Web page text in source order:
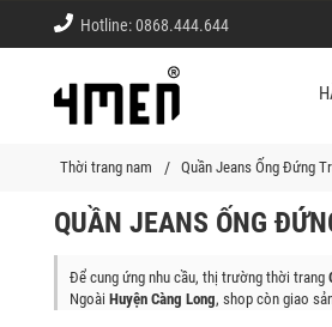
Hotline:0868.444.644
Thời trang nam Quần Jeans Ống Đứng
QUẦN JEANS ỐNG
Để cung ứng nhu cầu, thị trường thời trang
Ngoài Huyện Càng Long, shop còn giao